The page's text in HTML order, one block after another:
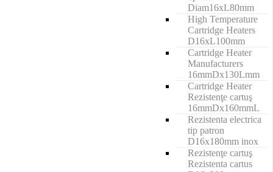
Diam16xL80mm
High Temperature
Cartridge Heaters
D16xL100mm
Cartridge Heater
Manufacturers
16mmDx130Lmm
Cartridge Heater
Rezistenţe cartuş
16mmDx160mmL
Rezistenta electrica
tip patron
D16x180mm inox
Rezistenţe cartuş
Rezistenta cartus